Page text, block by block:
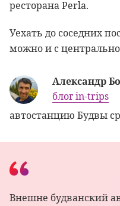
ресторана Perla.
Уехать до соседних
можно и с
Александр
блог in-trips
автостанцию Будвы
Внешне будванский